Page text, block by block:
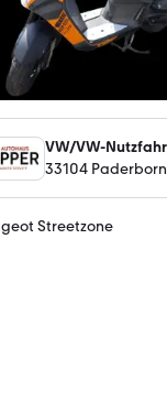
33104 Paderborn